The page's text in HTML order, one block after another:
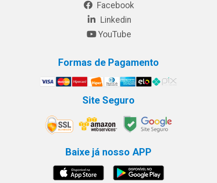
Facebook
Linkedin
YouTube
Formas de Pagamento
Site Seguro
Baixe já nosso APP